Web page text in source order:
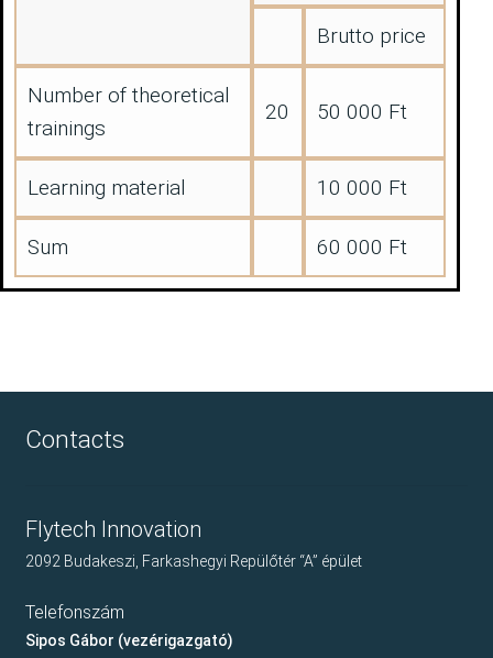
ENGLISH
Brutto price
Number of theoretical
trainings
20 50 000 Ft
Learning material 10 000 Ft
Sum 60 000 Ft
Contacts
Flytech Innovation
2092 Budakeszi, Farkashegyi Repülőtér “A” épület
Telefonszám
Sipos Gábor (vezérigazgató)